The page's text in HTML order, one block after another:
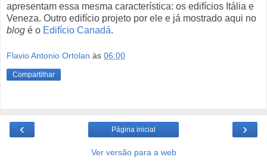
apresentam essa mesma característica: os edifícios Itália e
Veneza. Outro edifício projeto por ele e já mostrado aqui no
blog é o Edifício Canadá.
Flavio Antonio Ortolan às 06:00
Compartilhar
‹ ›
Página inicial
Ver versão para a web